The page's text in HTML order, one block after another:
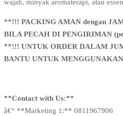
wajah, minyak aromaterapi, atau
**!!! PACKING AMAN dengan
BILA PECAH DI PENGIRIMAN
**!!! UNTUK ORDER DALAM
BANTU UNTUK
**Contact with Us:**
â€“ **Marketing 1:** 0811967906